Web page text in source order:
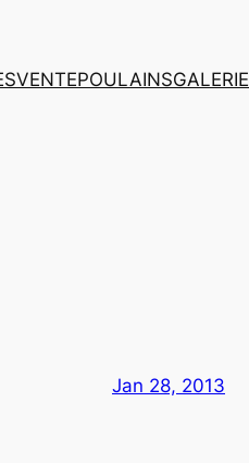
VENTEPOULAINSGALERIE
Jan 28, 2013